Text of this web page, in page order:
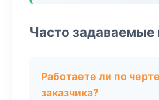
Часто задаваемые
Работаете ли по
заказчика?